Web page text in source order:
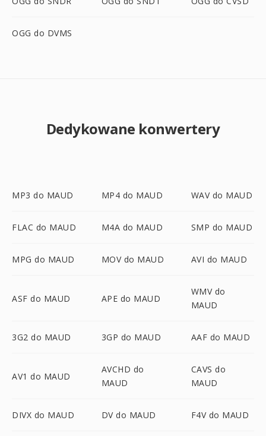
OGG do DVMS
Dedykowane konwertery
MP3 do MAUD MP4 do MAUD WAV do MAUD
FLAC do MAUD M4A do MAUD SMP do MAUD
MPG do MAUD MOV do MAUD AVI do MAUD
ASF do MAUD APE do MAUD
WMV do
MAUD
3G2 do MAUD 3GP do MAUD AAF do MAUD
AV1 do MAUD
AVCHD do
MAUD
CAVS do
MAUD
DIVX do MAUD DV do MAUD F4V do MAUD